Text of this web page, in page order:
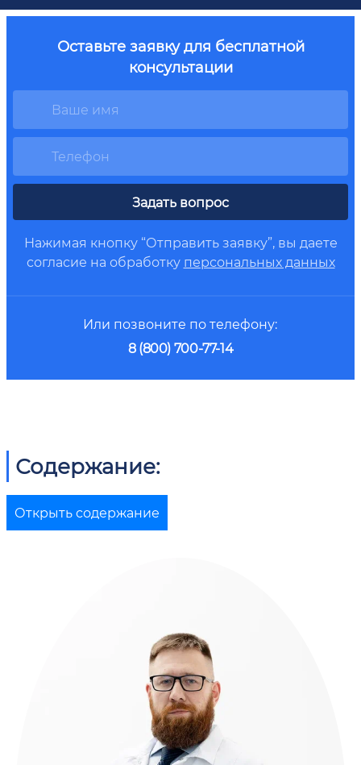
Оставьте заявку для бесплатной
консультации
Задать вопрос
Нажимая кнопку “Отправить заявку”, вы даете
согласие на обработку персональных данных
Или позвоните по телефону:
8 (800) 700-77-14
Содержание:
Открыть содержание